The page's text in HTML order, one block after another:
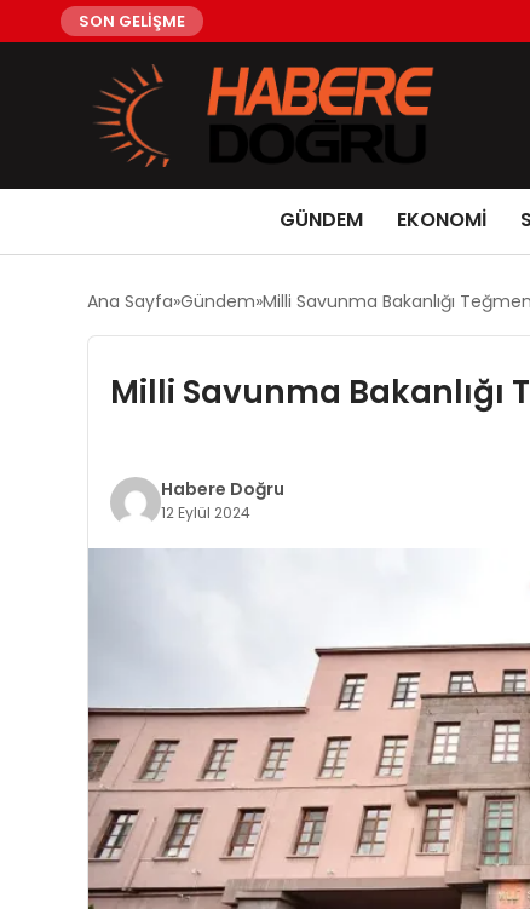
SON GELİŞME
GÜNDEM EKONOMİ
Ana Sayfa Gündem Milli Savunma Bakanlığı
Milli Savunma
Habere Doğru
12 Eylül 2024